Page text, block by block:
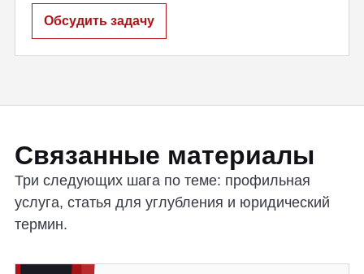
Обсудить задачу
Связанные материалы
Три следующих шага по теме: профильная
услуга, статья для углубления и юридический
термин.